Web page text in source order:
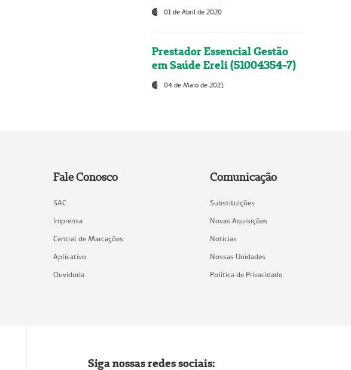
01 de Abril de 2020
Prestador Essencial Gestão
em Saúde Ereli (51004354-7)
04 de Maio de 2021
Fale Conosco
SAC
Imprensa
Central de Marcações
Aplicativo
Ouvidoria
Comunicação
Substituições
Novas Aquisições
Notícias
Nossas Unidades
Política de Privacidade
Siga nossas redes sociais: